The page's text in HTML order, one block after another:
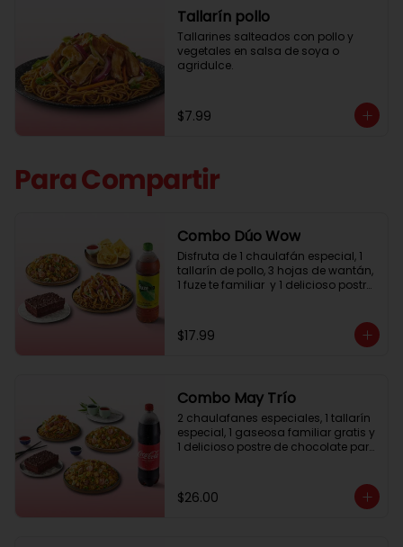
Tallarín pollo
Tallarines salteados con pollo y
vegetales en salsa de soya o
agridulce.
$7.99
Para Compartir
Combo Dúo Wow
Disfruta de 1 chaulafán especial, 1
tallarín de pollo, 3 hojas de wantán,
1 fuze te familiar  y 1 delicioso postre
$17.99
Combo May Trío
2 chaulafanes especiales, 1 tallarín
especial, 1 gaseosa familiar gratis y
1 delicioso postre de chocolate para
$26.00